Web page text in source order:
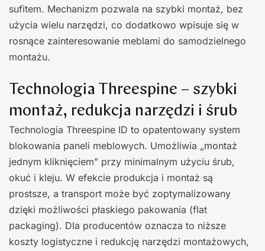
sufitem. Mechanizm pozwala na szybki montaż, bez
użycia wielu narzędzi, co dodatkowo wpisuje się w
rosnące zainteresowanie meblami do samodzielnego
montażu.
Technologia Threespine – szybki
montaż, redukcja narzędzi i śrub
Technologia Threespine ID to opatentowany system
blokowania paneli meblowych. Umożliwia „montaż
jednym kliknięciem” przy minimalnym użyciu śrub,
okuć i kleju. W efekcie produkcja i montaż są
prostsze, a transport może być zoptymalizowany
dzięki możliwości płaskiego pakowania (flat
packaging). Dla producentów oznacza to niższe
koszty logistyczne i redukcję narzędzi montażowych,